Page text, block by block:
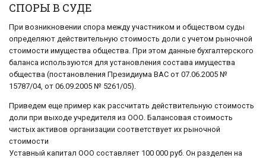
СПОРЫ В СУДЕ
При возникновении спора между участником и обществом суды
определяют действительную стоимость доли с учетом рыночной
стоимости имущества общества. При этом данные бухгалтерского
баланса используются для установления состава имущества
общества (постановления Президиума ВАС от 07.06.2005 №
15787/04, от 06.09.2005 № 5261/05).
Приведем еще пример как рассчитать действительную стоимость
доли при выходе учредителя из ООО. Балансовая стоимость
чистых активов организации соответствует их рыночной
стоимости
Уставный капитал ООО составляет 100 000 руб. Он разделен на